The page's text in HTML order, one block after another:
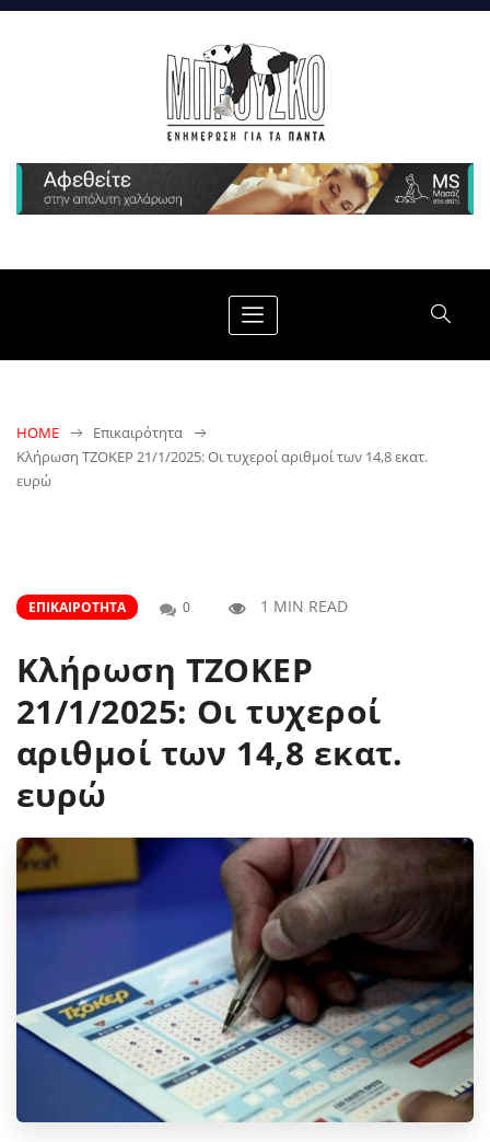
HOME
Επικαιρότητα
Κλήρωση ΤΖΟΚΕΡ 21/1/2025: Οι τυχεροί αριθμοί των 14,8 εκατ.
ευρώ
ΕΠΙΚΑΙΡΌΤΗΤΑ 0 1 MIN READ
Κλήρωση ΤΖΟΚΕΡ
21/1/2025: Οι τυχεροί
αριθμοί των 14,8 εκατ.
ευρώ